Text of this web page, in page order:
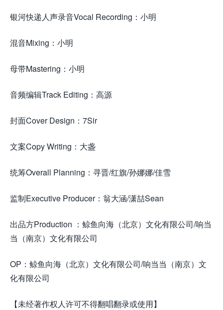
银河快递人声录音Vocal Recording：小明
混音Mixing：小明
母带Mastering：小明
音频编辑Track Editing：高源
封面Cover Design：7Sir
文案Copy Writing：大盏
统筹Overall Planning：寻晋/红旗/孙娜娜/佳雪
监制Executive Producer：翁大涵/潇喆Sean
出品方Production ：鲸鱼向海（北京）文化有限公司/响当
当（南京）文化有限公司
OP：鲸鱼向海（北京）文化有限公司/响当当（南京）文
化有限公司
【未经著作权人许可不得翻唱翻录或使用】